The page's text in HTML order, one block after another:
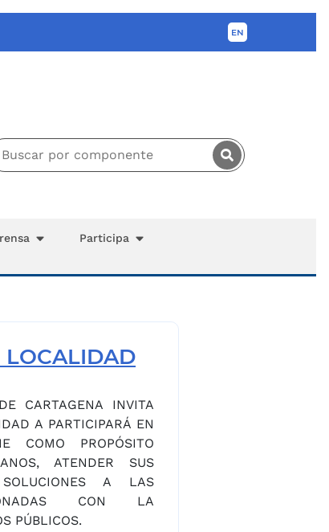
Participa
LOCALIDAD
CARTAGENA INVITA
A PARTICIPARÁ EN
COMO PROPÓSITO
ATENDER SUS
A LAS
CON LA
PÚBLICOS.